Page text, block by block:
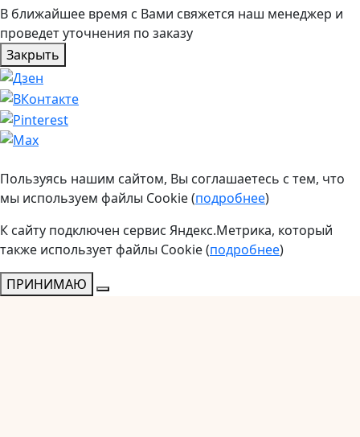
В ближайшее время с Вами свяжется наш менеджер и
проведет уточнения по заказу
Закрыть
Пользуясь нашим сайтом, Вы соглашаетесь с тем, что
мы используем файлы Cookie (подробнее)
К сайту подключен сервис Яндекс.Метрика, который
также использует файлы Cookie (подробнее)
ПРИНИМАЮ